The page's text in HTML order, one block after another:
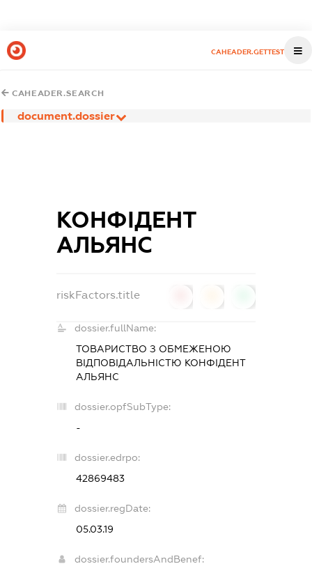
CAHEADER.GETTEST
CAHEADER.SEARCH
document.dossier
КОНФІДЕНТ
АЛЬЯНС
riskFactors.title
dossier.fullName:
ТОВАРИСТВО З ОБМЕЖЕНОЮ
ВІДПОВІДАЛЬНІСТЮ КОНФІДЕНТ
АЛЬЯНС
dossier.opfSubType:
-
dossier.edrpo:
42869483
dossier.regDate:
05.03.19
dossier.foundersAndBenef: